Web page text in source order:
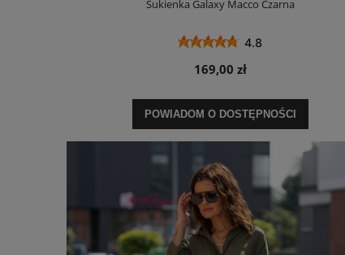
Sukienka Galaxy Macco Czarna
4.8
169,00 zł
POWIADOM O DOSTĘPNOŚCI